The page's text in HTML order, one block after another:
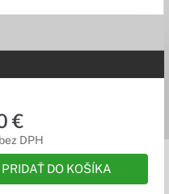
dotyk a
€
DPH
PRIDAŤ DO KOŠÍKA